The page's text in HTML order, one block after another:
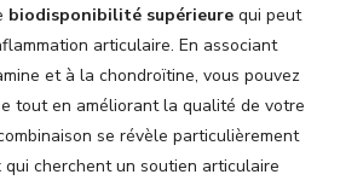
biodisponibilité supérieure qui peut
articulaire. En associant
et à la chondroïtine, vous pouvez
tout en améliorant la qualité de votre
se révèle particulièrement
cherchent un soutien articulaire